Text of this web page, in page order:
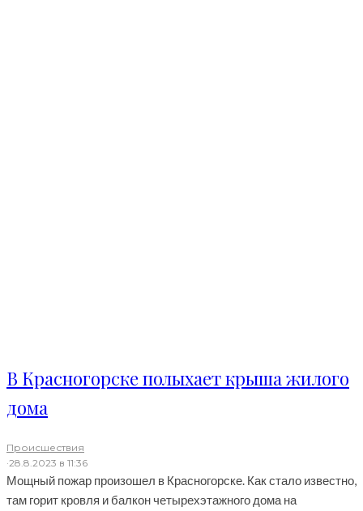
В Красногорске полыхает крыша жилого
дома
Происшествия
·28.8.2023 в 11:36
Мощный пожар произошел в Красногорске. Как стало известно,
там горит кровля и балкон четырехэтажного дома на